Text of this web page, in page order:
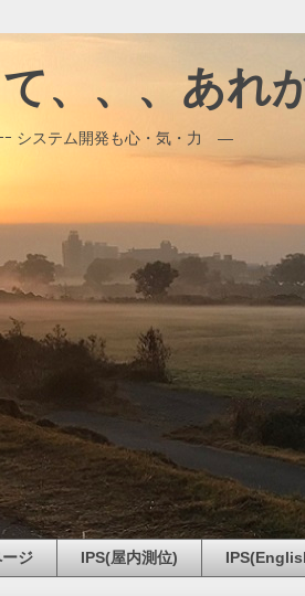
、、、あれ
システム開発も心・気・力 ―
ジ IPS(屋内測位)